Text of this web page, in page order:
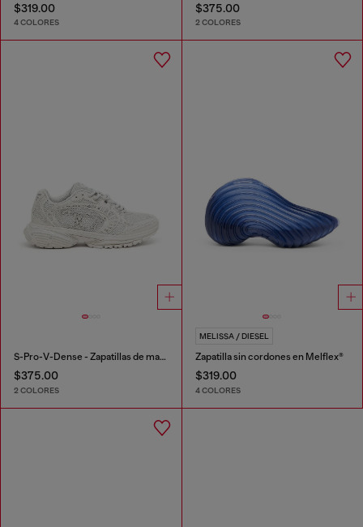
$319.00
4 COLORES
$375.00
2 COLORES
S-Pro-V-Dense - Zapatillas de malla con cristales
$375.00
2 COLORES
MELISSA / DIESEL
Zapatilla sin cordones en Melflex®
$319.00
4 COLORES